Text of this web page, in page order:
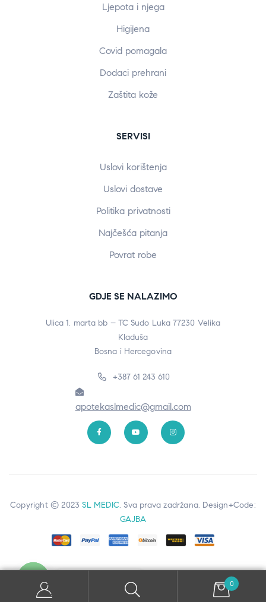
Ljepota i njega
Higijena
Covid pomagala
Dodaci prehrani
Zaštita kože
SERVISI
Uslovi korištenja
Uslovi dostave
Politika privatnosti
Najčešća pitanja
Povrat robe
GDJE SE NALAZIMO
Ulica 1. marta bb – TC Sudo Luka 77230 Velika
Kladuša
Bosna i Hercegovina
+387 61 243 610
apotekaslmedic@gmail.com
Copyright © 2023SL MEDIC. Sva prava zadržana. Design+Code:
GAJBA
0